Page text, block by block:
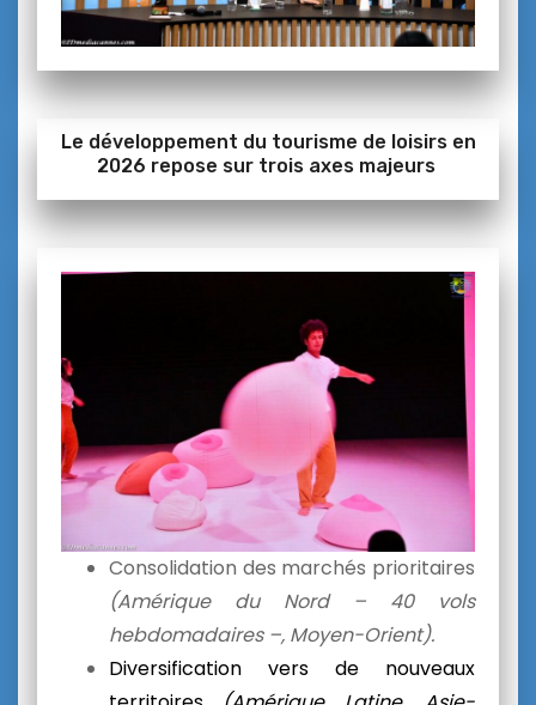
Le développement du tourisme de loisirs en
2026 repose sur trois axes majeurs
Consolidation des marchés prioritaires
(Amérique du Nord – 40 vols
hebdomadaires –, Moyen-Orient).
Diversification vers de nouveaux